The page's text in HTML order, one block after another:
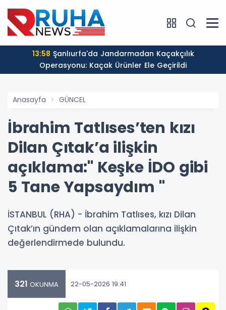
13:58
Operasyonu: Kaçak Ürünler Ele Geçirildi
Anasayfa GÜNCEL
İbrahim Tatlıses’ten kızı
Dilan Çıtak’a ilişkin
açıklama:" Keşke İDO gibi
5 Tane Yapsaydım "
İSTANBUL (RHA) - İbrahim Tatlıses, kızı Dilan
Çıtak’ın gündem olan açıklamalarına ilişkin
değerlendirmede bulundu.
321 OKUNMA 22-05-2026 19:41